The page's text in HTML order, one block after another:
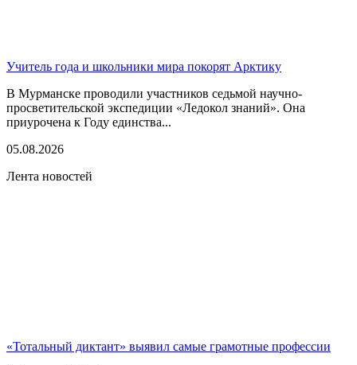
Учитель года и школьники мира покорят Арктику
В Мурманске проводили участников седьмой научно-
просветительской экспедиции «Ледокол знаний». Она
приурочена к Году единства...
05.08.2026
Лента новостей
«Тотальный диктант» выявил самые грамотные профессии